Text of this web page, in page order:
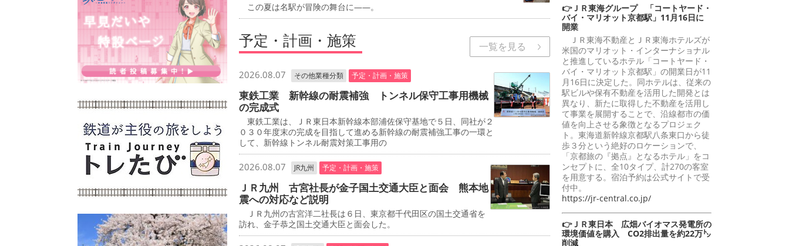
この夏は名駅が冒険の舞台に――。
予定・計画・施策 一覧を見る
2026.08.07 その他業種分類 予定・計画・施策
東鉄工業 新幹線の耐震補強 トンネル保守工事用機械
の完成式
東鉄工業は、ＪＲ東日本新幹線本部浦佐保守基地で５日、同社が２
０３０年度末の完成を目指して進める新幹線の耐震補強工事の一環と
して、新幹線トンネル耐震対策工事用の
2026.08.07 JR九州 予定・計画・施策
ＪＲ九州 古宮社長が金子国土交通大臣と面会 熊本地
震への対応など説明
ＪＲ九州の古宮洋二社長は６日、東京都千代田区の国土交通省を
訪れ、金子恭之国土交通大臣と面会した。
👉ＪＲ東海グループ 「コートヤード・
バイ・マリオット京都駅」11月16日に
開業
ＪＲ東海不動産とＪＲ東海ホテルズが
米国のマリオット・インターナショナル
と推進しているホテル「コートヤード・
バイ・マリオット京都駅」の開業日が11
月16日に決定した。同ホテルは、従来の
駅ビルや保有不動産を活用した開発とは
異なり、新たに取得した不動産を活用し
て事業を展開することで、沿線都市の価
値を向上させる象徴となるプロジェク
ト。東海道新幹線京都駅八条東口から徒
歩３分という絶好のロケーションで、
「京都旅の『拠点』となるホテル」をコ
ンセプトに、全10タイプ、計270の客室
を用意する。宿泊予約は公式サイトで受
付中。
https://jr-central.co.jp/
👉ＪＲ東日本 広畑バイオマス発電所の
環境価値を購入 CO2排出量を約22万㌧
削減